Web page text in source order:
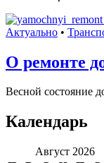
Актуально •
О ремонте
Весной состояние
Календарь
Август 2026